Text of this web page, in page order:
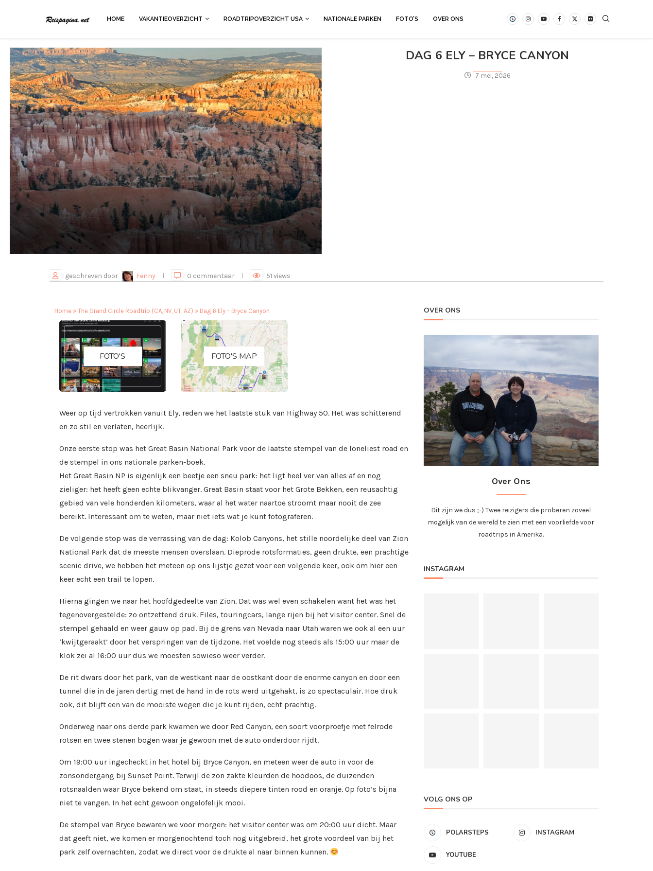
HOME VAKANTIEOVERZICHT ROADTRIPOVERZICHT USA NATIONALE PARKEN FOTO’S OVER ONS
DAG 6 ELY – BRYCE CANYON
7 mei, 2026
geschreven door Fenny 0 commentaar 51 views
Home » The Grand Circle Roadtrip (CA, NV, UT, AZ) » Dag 6 Ely – Bryce Canyon
FOTO'S FOTO'S MAP
Weer op tijd vertrokken vanuit Ely, reden we het laatste stuk van Highway 50. Het was schitterend
en zo stil en verlaten, heerlijk.
Onze eerste stop was het Great Basin National Park voor de laatste stempel van de loneliest road en
de stempel in ons nationale parken-boek.
Het Great Basin NP is eigenlijk een beetje een sneu park: het ligt heel ver van alles af en nog
zieliger: het heeft geen echte blikvanger. Great Basin staat voor het Grote Bekken, een reusachtig
gebied van vele honderden kilometers, waar al het water naartoe stroomt maar nooit de zee
bereikt. Interessant om te weten, maar niet iets wat je kunt fotograferen.
De volgende stop was de verrassing van de dag: Kolob Canyons, het stille noordelijke deel van Zion
National Park dat de meeste mensen overslaan. Dieprode rotsformaties, geen drukte, een prachtige
scenic drive, we hebben het meteen op ons lijstje gezet voor een volgende keer, ook om hier een
keer echt een trail te lopen.
Hierna gingen we naar het hoofdgedeelte van Zion. Dat was wel even schakelen want het was het
tegenovergestelde: zo ontzettend druk. Files, touringcars, lange rijen bij het visitor center. Snel de
stempel gehaald en weer gauw op pad. Bij de grens van Nevada naar Utah waren we ook al een uur
‘kwijtgeraakt’ door het verspringen van de tijdzone. Het voelde nog steeds als 15:00 uur maar de
klok zei al 16:00 uur dus we moesten sowieso weer verder.
De rit dwars door het park, van de westkant naar de oostkant door de enorme canyon en door een
tunnel die in de jaren dertig met de hand in de rots werd uitgehakt, is zo spectaculair. Hoe druk
ook, dit blijft een van de mooiste wegen die je kunt rijden, echt prachtig.
Onderweg naar ons derde park kwamen we door Red Canyon, een soort voorproefje met felrode
rotsen en twee stenen bogen waar je gewoon met de auto onderdoor rijdt.
Om 19:00 uur ingecheckt in het hotel bij Bryce Canyon, en meteen weer de auto in voor de
zonsondergang bij Sunset Point. Terwijl de zon zakte kleurden de hoodoos, de duizenden
rotsnaalden waar Bryce bekend om staat, in steeds diepere tinten rood en oranje. Op foto’s bijna
niet te vangen. In het echt gewoon ongelofelijk mooi.
De stempel van Bryce bewaren we voor morgen: het visitor center was om 20:00 uur dicht. Maar
dat geeft niet, we komen er morgenochtend toch nog uitgebreid, het grote voordeel van bij het
park zelf overnachten, zodat we direct voor de drukte al naar binnen kunnen.
OVER ONS
Over Ons
Dit zijn we dus ;-) Twee reizigers die proberen zoveel
mogelijk van de wereld te zien met een voorliefde voor
roadtrips in Amerika.
INSTAGRAM
VOLG ONS OP
POLARSTEPS INSTAGRAM
YOUTUBE